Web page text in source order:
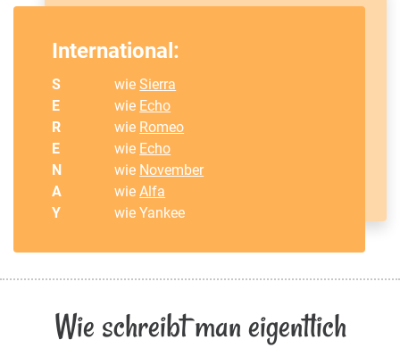
International:
S wieSierra
E
wie Echo
R
wie Romeo
E
wie Echo
N
wie November
A
wieAlfa
Y
wie Yankee
Wie schreibt man eigentlich